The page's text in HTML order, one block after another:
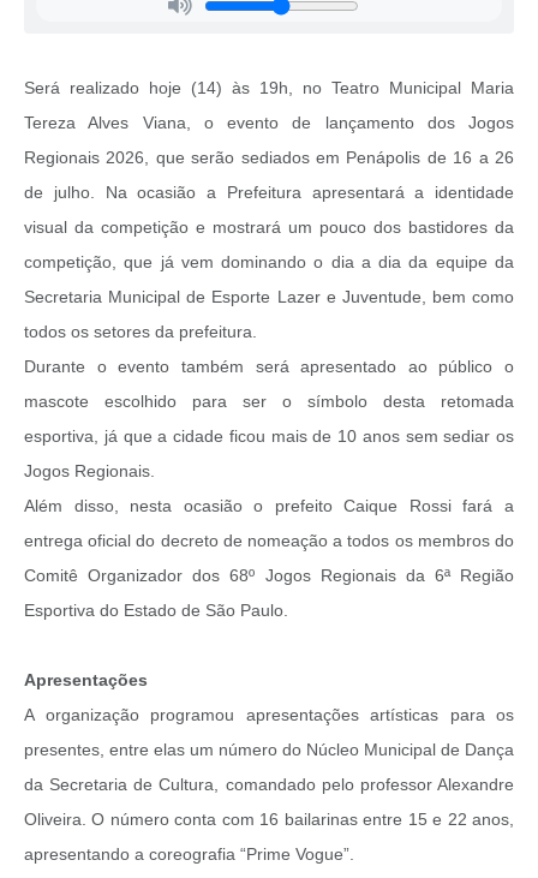
Será realizado hoje (14) às 19h, no Teatro Municipal Maria
Tereza Alves Viana, o evento de lançamento dos Jogos
Regionais 2026, que serão sediados em Penápolis de 16 a 26
de julho. Na ocasião a Prefeitura apresentará a identidade
visual da competição e mostrará um pouco dos bastidores da
competição, que já vem dominando o dia a dia da equipe da
Secretaria Municipal de Esporte Lazer e Juventude, bem como
todos os setores da prefeitura.
Durante o evento também será apresentado ao público o
mascote escolhido para ser o símbolo desta retomada
esportiva, já que a cidade ficou mais de 10 anos sem sediar os
Jogos Regionais.
Além disso, nesta ocasião o prefeito Caique Rossi fará a
entrega oficial do decreto de nomeação a todos os membros do
Comitê Organizador dos 68º Jogos Regionais da 6ª Região
Esportiva do Estado de São Paulo.
Apresentações
A organização programou apresentações artísticas para os
presentes, entre elas um número do Núcleo Municipal de Dança
da Secretaria de Cultura, comandado pelo professor Alexandre
Oliveira. O número conta com 16 bailarinas entre 15 e 22 anos,
apresentando a coreografia “Prime Vogue”.